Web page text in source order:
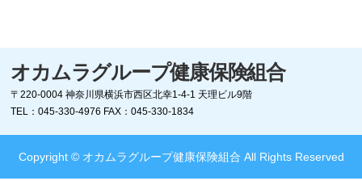
オカムラグループ健康保険組合
〒220-0004神奈川県横浜市西区北幸1-4-1 天理ビル9階
TEL：045-330-4976 FAX：045-330-1834
Copyright © オカムラグループ健康保険組合 All Rights Reserved